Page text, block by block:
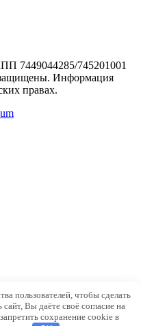
7449044285/745201001
Информация
правах.
3Б, офис 201
пользователей, чтобы сделать
Вы даёте своё согласие на
сохранение cookie в